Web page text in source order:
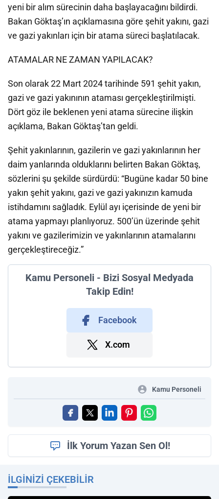
yeni bir alım sürecinin daha başlayacağını bildirdi.
Bakan Göktaş’ın açıklamasına göre şehit yakını, gazi
ve gazi yakınları için bir atama süreci başlatılacak.
ATAMALAR NE ZAMAN YAPILACAK?
Son olarak 22 Mart 2024 tarihinde 591 şehit yakın,
gazi ve gazi yakınının ataması gerçekleştirilmişti.
Dört göz ile beklenen yeni atama sürecine ilişkin
açıklama, Bakan Göktaş’tan geldi.
Şehit yakınlarının, gazilerin ve gazi yakınlarının her
daim yanlarında olduklarını belirten Bakan Göktaş,
sözlerini şu şekilde sürdürdü: “Bugüne kadar 50 bine
yakın şehit yakını, gazi ve gazi yakınızın kamuda
istihdamını sağladık. Eylül ayı içerisinde de yeni bir
atama yapmayı planlıyoruz. 500’ün üzerinde şehit
yakını ve gazilerimizin ve yakınlarının atamalarını
gerçekleştireceğiz.”
Kamu Personeli - Bizi Sosyal Medyada
Takip Edin!
Facebook
X.com
Kamu Personeli
İlk Yorum Yazan Sen Ol!
İLGINIZI ÇEKEBILIR